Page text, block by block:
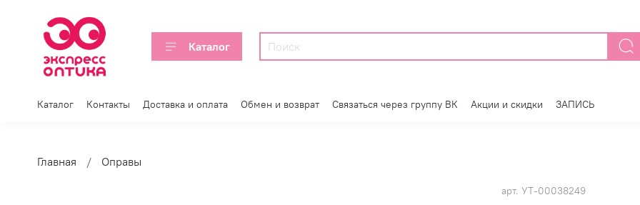
Каталог
Каталог Контакты Доставка и оплата Обмен и возврат Связаться через группу ВК Акции и скидки ЗАПИСЬ
Главная Оправы
арт. УТ-00038249